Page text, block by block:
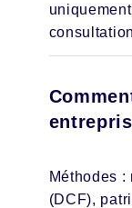
Méthodes
(DCF),